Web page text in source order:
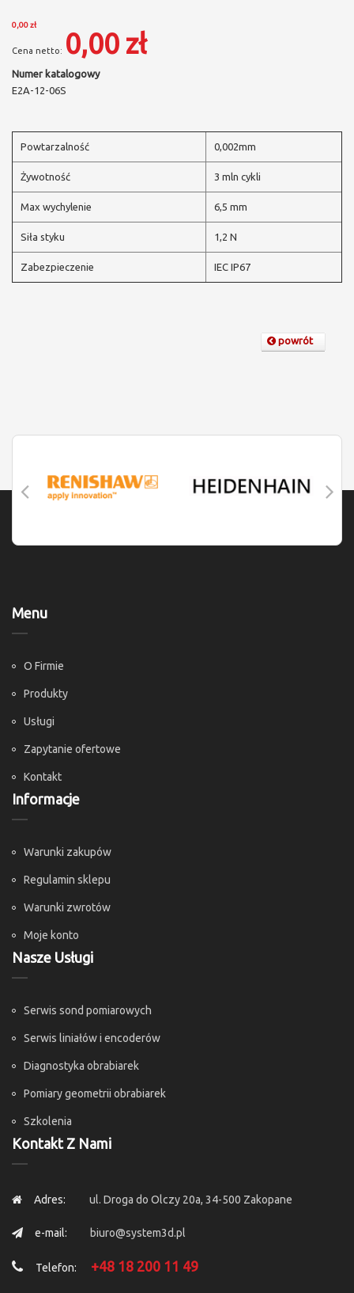
0,00 zł
0,00 zł
Numer katalogowy
E2A-12-06S
Powtarzalność 0,002mm
Żywotność 3 mln cykli
Max wychylenie 6,5 mm
Siła styku 1,2 N
Zabezpieczenie IEC IP67
powrót
Menu
O Firmie
Produkty
Usługi
Zapytanie ofertowe
Kontakt
Informacje
Warunki zakupów
Regulamin sklepu
Warunki zwrotów
Moje konto
Nasze Usługi
Serwis sond pomiarowych
Serwis liniałów i encoderów
Diagnostyka obrabiarek
Pomiary geometrii obrabiarek
Szkolenia
Kontakt Z Nami
Adres: ul. Droga do Olczy 20a, 34-500 Zakopane
e-mail: biuro@system3d.pl
Telefon: +48 18 200 11 49